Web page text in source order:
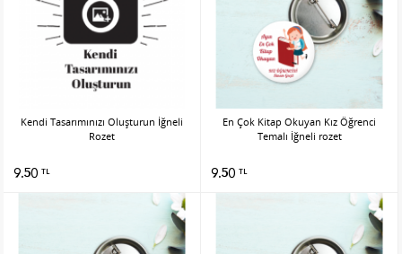
Kendi Tasarımınızı Oluşturun İğneli
Rozet
9.50 TL
En Çok Kitap Okuyan Kız Öğrenci
Temalı İğneli rozet
9.50 TL